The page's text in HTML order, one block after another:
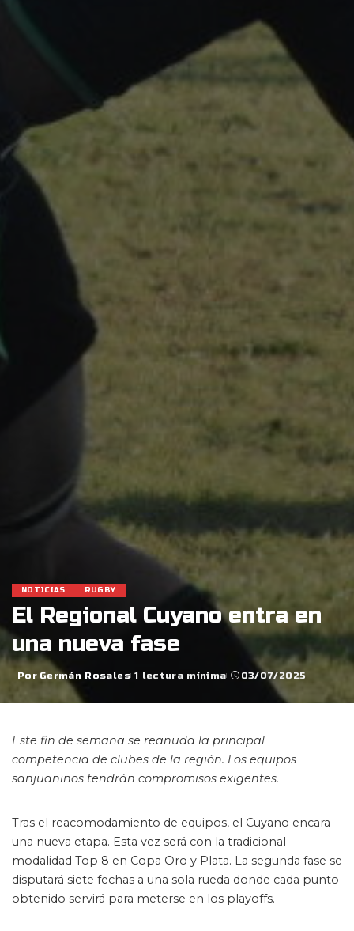
NOTICIAS RUGBY
El Regional Cuyano entra en
una nueva fase
Posted
Por Germán Rosales 1 lectura mínima 03/07/2025
Este fin de semana se reanuda la principal
competencia de clubes de la región. Los equipos
sanjuaninos tendrán compromisos exigentes.
Tras el reacomodamiento de equipos, el Cuyano encara
una nueva etapa. Esta vez será con la tradicional
modalidad Top 8 en Copa Oro y Plata. La segunda fase se
disputará siete fechas a una sola rueda donde cada punto
obtenido servirá para meterse en los playoffs.